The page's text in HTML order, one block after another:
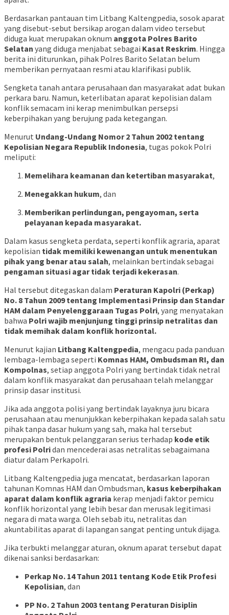
Berdasarkan pantauan tim Litbang Kaltengpedia, sosok aparat
yang disebut-sebut bersikap arogan dalam video tersebut
diduga kuat merupakan oknum anggota Polres Barito
Selatan yang diduga menjabat sebagai Kasat Reskrim. Hingga
berita ini diturunkan, pihak Polres Barito Selatan belum
memberikan pernyataan resmi atau klarifikasi publik.
Sengketa tanah antara perusahaan dan masyarakat adat bukan
perkara baru. Namun, keterlibatan aparat kepolisian dalam
konflik semacam ini kerap menimbulkan persepsi
keberpihakan yang berujung pada ketegangan.
Menurut Undang-Undang Nomor 2 Tahun 2002 tentang
Kepolisian Negara Republik Indonesia, tugas pokok Polri
meliputi:
Memelihara keamanan dan ketertiban masyarakat,
Menegakkan hukum, dan
Memberikan perlindungan, pengayoman, serta
pelayanan kepada masyarakat.
Dalam kasus sengketa perdata, seperti konflik agraria, aparat
kepolisian tidak memiliki kewenangan untuk menentukan
pihak yang benar atau salah, melainkan bertindak sebagai
pengaman situasi agar tidak terjadi kekerasan.
Hal tersebut ditegaskan dalam Peraturan Kapolri (Perkap)
No. 8 Tahun 2009 tentang Implementasi Prinsip dan Standar
HAM dalam Penyelenggaraan Tugas Polri, yang menyatakan
bahwa Polri wajib menjunjung tinggi prinsip netralitas dan
tidak memihak dalam konflik horizontal.
Menurut kajian Litbang Kaltengpedia, mengacu pada panduan
lembaga-lembaga seperti Komnas HAM, Ombudsman RI, dan
Kompolnas, setiap anggota Polri yang bertindak tidak netral
dalam konflik masyarakat dan perusahaan telah melanggar
prinsip dasar institusi.
Jika ada anggota polisi yang bertindak layaknya juru bicara
perusahaan atau menunjukkan keberpihakan kepada salah satu
pihak tanpa dasar hukum yang sah, maka hal tersebut
merupakan bentuk pelanggaran serius terhadap kode etik
profesi Polridan mencederai asas netralitas sebagaimana
diatur dalam Perkapolri.
Litbang Kaltengpedia juga mencatat, berdasarkan laporan
tahunan Komnas HAM dan Ombudsman, kasus keberpihakan
aparat dalam konflik agraria kerap menjadi faktor pemicu
konflik horizontal yang lebih besar dan merusak legitimasi
negara di mata warga. Oleh sebab itu, netralitas dan
akuntabilitas aparat di lapangan sangat penting untuk dijaga.
Jika terbukti melanggar aturan, oknum aparat tersebut dapat
dikenai sanksi berdasarkan:
Perkap No. 14 Tahun 2011 tentang Kode Etik Profesi
Kepolisian, dan
PP No. 2 Tahun 2003 tentang Peraturan Disiplin